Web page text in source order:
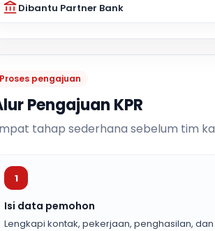
Dibantu Partner Bank
Proses pengajuan
Pengajuan KPR
tahap sederhana sebelum tim
1
Isi data pemohon
Lengkapi kontak, pekerjaan, penghasilan,